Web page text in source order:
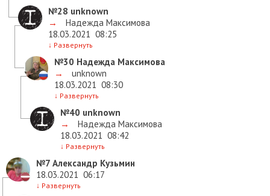
№28 unknown
→
Надежда Максимова
18.03.2021 08:25
↓ Развернуть
№30 Надежда Максимова
→
unknown
18.03.2021 08:30
↓ Развернуть
№40 unknown
→
Надежда Максимова
18.03.2021 08:42
↓ Развернуть
№7 Александр Кузьмин
18.03.2021 06:17
↓ Развернуть